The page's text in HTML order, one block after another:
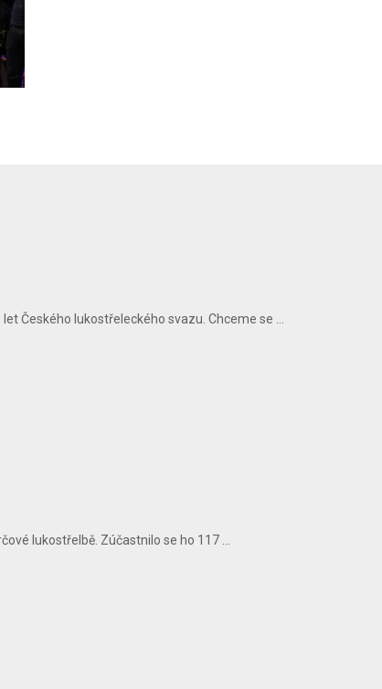
Českého lukostřeleckého svazu. Chceme se ...
lukostřelbě. Zúčastnilo se ho 117 ...